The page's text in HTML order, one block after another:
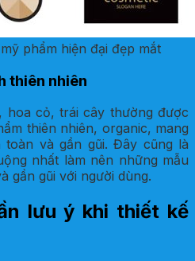
phẩm hiện đại đẹp mắt
thiên nhiên
hoa cỏ, trái cây thường được
thiên nhiên, organic, mang
toàn và gần gũi. Đây cũng là
nhất làm nên những mẫu
gần gũi với người dùng.
lưu ý khi thiết kế